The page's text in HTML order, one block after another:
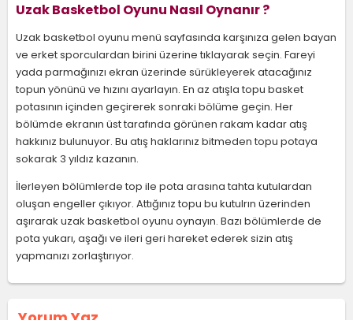
Uzak Basketbol Oyunu Nasıl Oynanır ?
Uzak basketbol oyunu menü sayfasında karşınıza gelen bayan
ve erket sporculardan birini üzerine tıklayarak seçin. Fareyi
yada parmağınızı ekran üzerinde sürükleyerek atacağınız
topun yönünü ve hızını ayarlayın. En az atışla topu basket
potasının içinden geçirerek sonraki bölüme geçin. Her
bölümde ekranın üst tarafında görünen rakam kadar atış
hakkınız bulunuyor. Bu atış haklarınız bitmeden topu potaya
sokarak 3 yıldız kazanın.
İlerleyen bölümlerde top ile pota arasına tahta kutulardan
oluşan engeller çıkıyor. Attığınız topu bu kutulrın üzerinden
aşırarak uzak basketbol oyunu oynayın. Bazı bölümlerde de
pota yukarı, aşağı ve ileri geri hareket ederek sizin atış
yapmanızı zorlaştırıyor.